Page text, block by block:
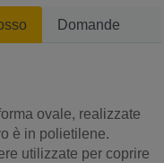
Domande
ovale, realizzate
è in polietilene.
utilizzate per coprire